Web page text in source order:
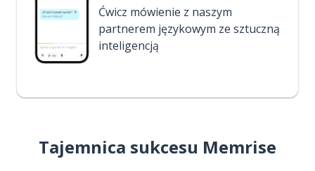
Ćwicz mówienie z naszym
partnerem językowym ze sztuczną
inteligencją
Tajemnica sukcesu Memrise